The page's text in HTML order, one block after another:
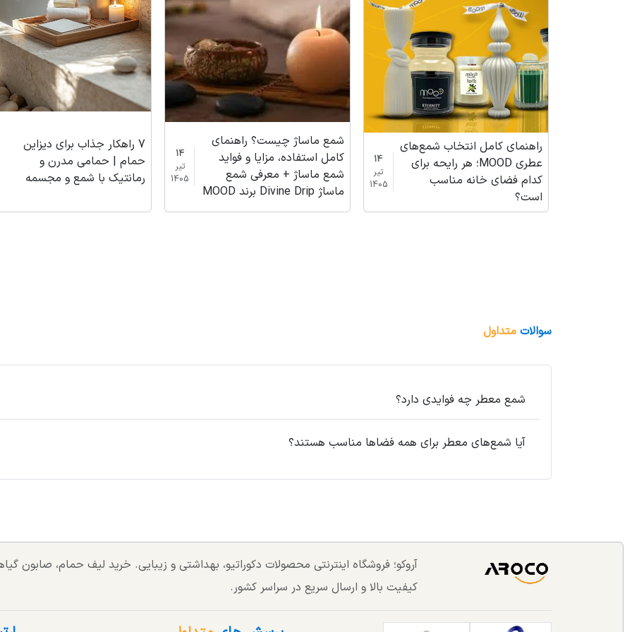
راهنمای کامل انتخاب شمع‌های
عطری MOOD؛ هر رایحه برای
کدام فضای خانه مناسب
است؟
14
تیر
1405
شمع ماساژ چیست؟ راهنمای
کامل استفاده، مزایا و فواید
شمع ماساژ + معرفی شمع
ماساژ Divine Drip برند MOOD
14
تیر
1405
7 راهکار جذاب برای دیزاین
حمام | حمامی مدرن و
رمانتیک با شمع و مجسمه
سوالات متداول
شمع معطر چه فوایدی دارد؟
آیا شمع‌های معطر برای همه فضاها مناسب هستند؟
آروکو؛ فروشگاه اینترنتی محصولات دکوراتیو، بهداشتی و زیبایی. خرید لیف حمام، صابون
کیفیت بالا و ارسال سریع در سراسر کشور.